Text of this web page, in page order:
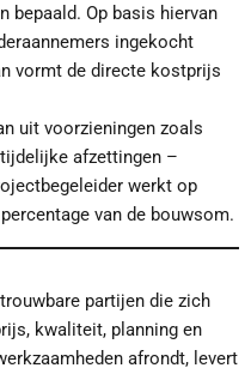
bepaald. Op basis hiervan
ingekocht
vormt de directe kostprijs
uit voorzieningen zoals
afzettingen –
werkt op
van de bouwsom.
partijen die zich
kwaliteit, planning en
afrondt, levert